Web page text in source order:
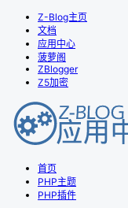
Z-Blog主页
文档
应用中心
菠萝阁
ZBlogger
Z5加密
首页
PHP主题
PHP插件